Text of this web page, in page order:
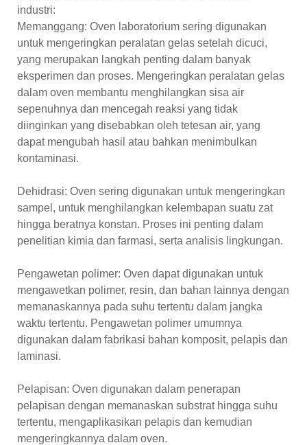
industri:
Memanggang: Oven laboratorium sering digunakan
untuk mengeringkan peralatan gelas setelah dicuci,
yang merupakan langkah penting dalam banyak
eksperimen dan proses. Mengeringkan peralatan gelas
dalam oven membantu menghilangkan sisa air
sepenuhnya dan mencegah reaksi yang tidak
diinginkan yang disebabkan oleh tetesan air, yang
dapat mengubah hasil atau bahkan menimbulkan
kontaminasi.
Dehidrasi: Oven sering digunakan untuk mengeringkan
sampel, untuk menghilangkan kelembapan suatu zat
hingga beratnya konstan. Proses ini penting dalam
penelitian kimia dan farmasi, serta analisis lingkungan.
Pengawetan polimer: Oven dapat digunakan untuk
mengawetkan polimer, resin, dan bahan lainnya dengan
memanaskannya pada suhu tertentu dalam jangka
waktu tertentu. Pengawetan polimer umumnya
digunakan dalam fabrikasi bahan komposit, pelapis dan
laminasi.
Pelapisan: Oven digunakan dalam penerapan
pelapisan dengan memanaskan substrat hingga suhu
tertentu, mengaplikasikan pelapis dan kemudian
mengeringkannya dalam oven.